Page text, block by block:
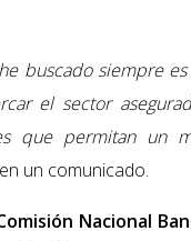
buscado siempre
el sector
que permitan un
un comunicado.
Nacional